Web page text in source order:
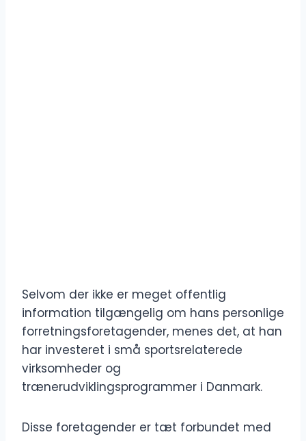
Selvom der ikke er meget offentlig
information tilgængelig om hans personlige
forretningsforetagender, menes det, at han
har investeret i små sportsrelaterede
virksomheder og
trænerudviklingsprogrammer i Danmark.
Disse foretagender er tæt forbundet med